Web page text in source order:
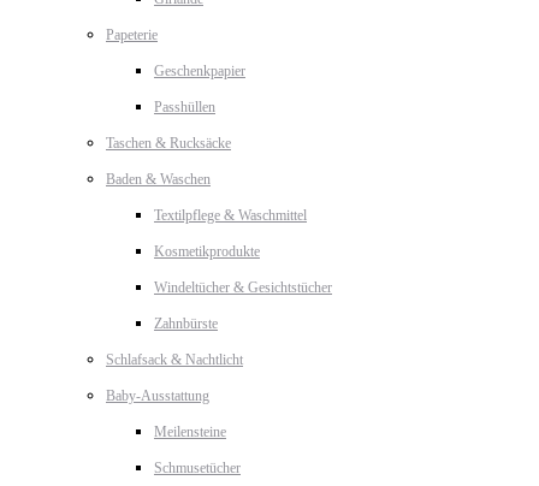
Papeterie
Geschenkpapier
Passhüllen
Taschen & Rucksäcke
Baden & Waschen
Textilpflege & Waschmittel
Kosmetikprodukte
Windeltücher & Gesichtstücher
Zahnbürste
Schlafsack & Nachtlicht
Baby-Ausstattung
Meilensteine
Schmusetücher